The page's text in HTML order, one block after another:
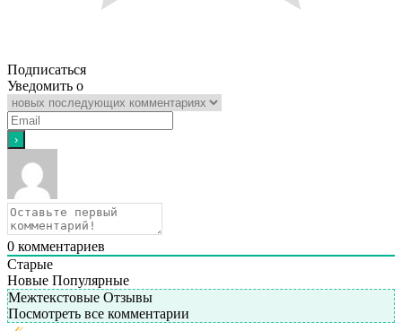
Подписаться
Уведомить о
0 комментариев
Старые
Новые Популярные
Межтекстовые Отзывы
Посмотреть все комментарии